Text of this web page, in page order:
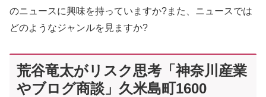
のニュースに興味を持っていますか?また、ニュースでは
どのようなジャンルを見ますか?
荒谷竜太がリスク思考「神奈川産業
やブログ商談」久米島町1600